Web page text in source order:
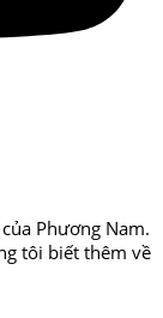
Phương Nam.
tôi biết thêm về